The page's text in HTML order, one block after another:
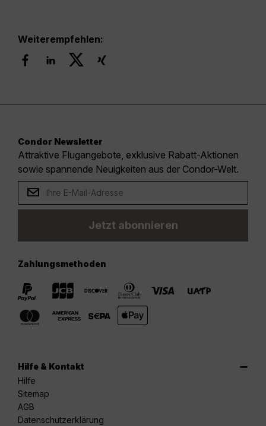
Weiterempfehlen:
Condor Newsletter
Attraktive Flugangebote, exklusive Rabatt-Aktionen
sowie spannende Neuigkeiten aus der Condor-Welt.
Jetzt abonnieren
Zahlungsmethoden
Hilfe & Kontakt
Hilfe
Sitemap
AGB
Datenschutzerklärung